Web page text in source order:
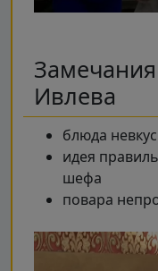
Ивлева
блюда
идея
шефа
повара